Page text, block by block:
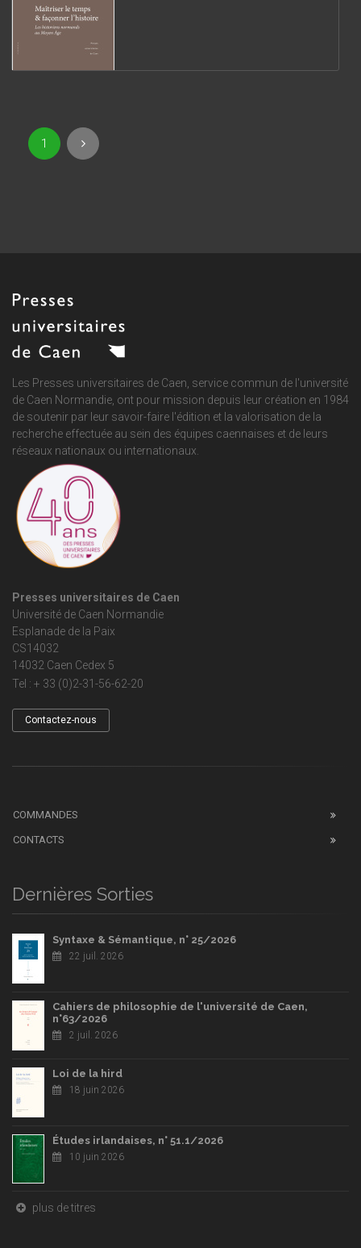
1
Les Presses universitaires de Caen, service commun de l'université
de Caen Normandie, ont pour mission depuis leur création en 1984
de soutenir par leur savoir-faire l'édition et la valorisation de la
recherche effectuée au sein des équipes caennaises et de leurs
réseaux nationaux ou internationaux.
Presses universitaires de Caen
Université de Caen Normandie
Esplanade de la Paix
CS14032
14032 Caen Cedex 5
Tel : + 33 (0)2-31-56-62-20
Contactez-nous
COMMANDES
CONTACTS
Dernières Sorties
Syntaxe & Sémantique, n° 25/2026
22 juil. 2026
Cahiers de philosophie de l'université de Caen,
n°63/2026
2 juil. 2026
Loi de la hird
18 juin 2026
Études irlandaises, n° 51.1/2026
10 juin 2026
plus de titres